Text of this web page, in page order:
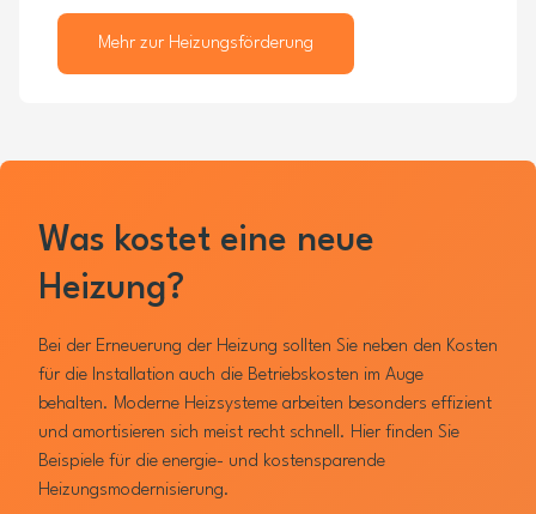
Mehr zur Heizungsförderung
Was kostet eine neue
Heizung?
Bei der Erneuerung der Heizung sollten Sie neben den Kosten
für die Installation auch die Betriebskosten im Auge
behalten. Moderne Heizsysteme arbeiten besonders effizient
und amortisieren sich meist recht schnell. Hier finden Sie
Beispiele für die energie- und kostensparende
Heizungsmodernisierung.